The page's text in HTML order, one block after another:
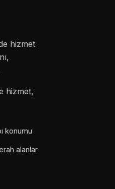
hizmet
hizmet,
konumu
alanlar